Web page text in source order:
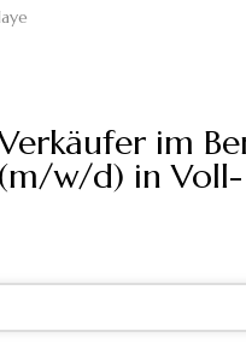
im
w/d) in